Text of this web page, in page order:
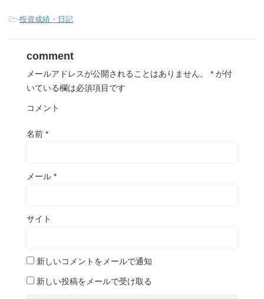
-投資成績・日記
comment
メールアドレスが公開されることはありません。 * が付
いている欄は必須項目です
コメント
名前 *
メール *
サイト
新しいコメントをメールで通知
新しい投稿をメールで受け取る